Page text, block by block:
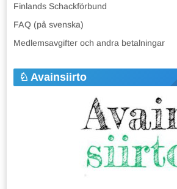
Finlands Schackförbund
FAQ (på svenska)
Medlemsavgifter och andra betalningar
Avainsiirto